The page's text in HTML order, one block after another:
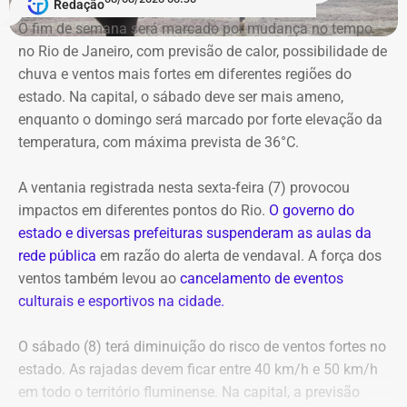
Municipal de Assistência Social e Direitos Humanos.
E com data retroativa: valendo a partir de 1º de janeiro.
Em outubro do mesmo ano, foi a vez de o próprio André
Marinho pedir para sair.
A exoneração, assinada no dia 23, encerrou a passagem
do rapaz pela Prefeitura do Rio.
Redação
O fim de semana será marcado por mudança no tempo
no Rio de Janeiro, com previsão de calor, possibilidade de
chuva e ventos mais fortes em diferentes regiões do
estado. Na capital, o sábado deve ser mais ameno,
enquanto o domingo será marcado por forte elevação da
temperatura, com máxima prevista de 36°C.
A ventania registrada nesta sexta-feira (7) provocou
impactos em diferentes pontos do Rio. O governo do
estado e diversas prefeituras suspenderam as aulas da
rede pública em razão do alerta de vendaval. A força dos
ventos também levou ao cancelamento de eventos
culturais e esportivos na cidade.
O sábado (8) terá diminuição do risco de ventos fortes no
estado. As rajadas devem ficar entre 40 km/h e 50 km/h
em todo o território fluminense. Na capital, a previsão